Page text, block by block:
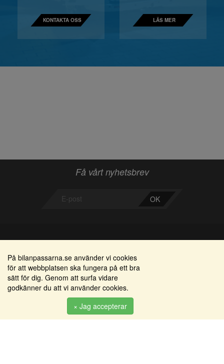
KONTAKTA OSS LÄS MER
Få vårt nyhetsbrev
OK
Bilanpassarna
Smedjegatan 22
352 46 Växjö
info@bilanpassarna.se
Områden
Alkomätare / alkolås
Elprodukter
Serviceinredningar
Tillbehörs artiklar
På bilanpassarna.se använder vi cookies
för att webbplatsen ska fungera på ett bra
sätt för dig. Genom att surfa vidare
godkänner du att vi använder cookies.
× Jag accepterar